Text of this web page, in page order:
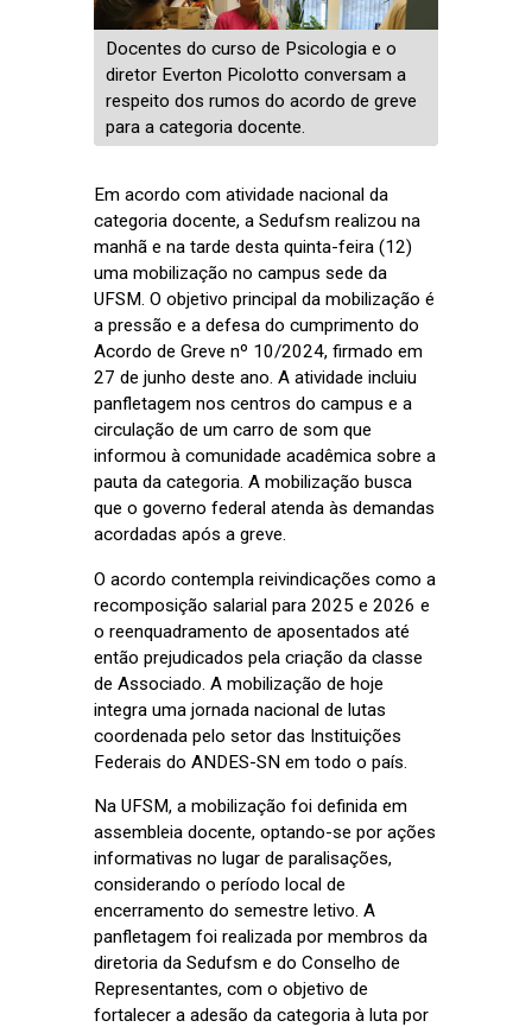
Docentes do curso de Psicologia e o
diretor Everton Picolotto conversam a
respeito dos rumos do acordo de greve
para a categoria docente.
Em acordo com atividade nacional da
categoria docente, a Sedufsm realizou na
manhã e na tarde desta quinta-feira (12)
uma mobilização no campus sede da
UFSM. O objetivo principal da mobilização é
a pressão e a defesa do cumprimento do
Acordo de Greve nº 10/2024, firmado em
27 de junho deste ano. A atividade incluiu
panfletagem nos centros do campus e a
circulação de um carro de som que
informou à comunidade acadêmica sobre a
pauta da categoria. A mobilização busca
que o governo federal atenda às demandas
acordadas após a greve.
O acordo contempla reivindicações como a
recomposição salarial para 2025 e 2026 e
o reenquadramento de aposentados até
então prejudicados pela criação da classe
de Associado. A mobilização de hoje
integra uma jornada nacional de lutas
coordenada pelo setor das Instituições
Federais do ANDES-SN em todo o país.
Na UFSM, a mobilização foi definida em
assembleia docente, optando-se por ações
informativas no lugar de paralisações,
considerando o período local de
encerramento do semestre letivo. A
panfletagem foi realizada por membros da
diretoria da Sedufsm e do Conselho de
Representantes, com o objetivo de
fortalecer a adesão da categoria à luta por